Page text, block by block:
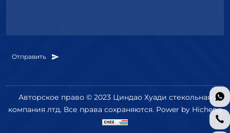
Отправить
Авторское право © 2023 Циндао Хуади стекольная
компания лтд. Все права сохраняются. Power by Hicheng